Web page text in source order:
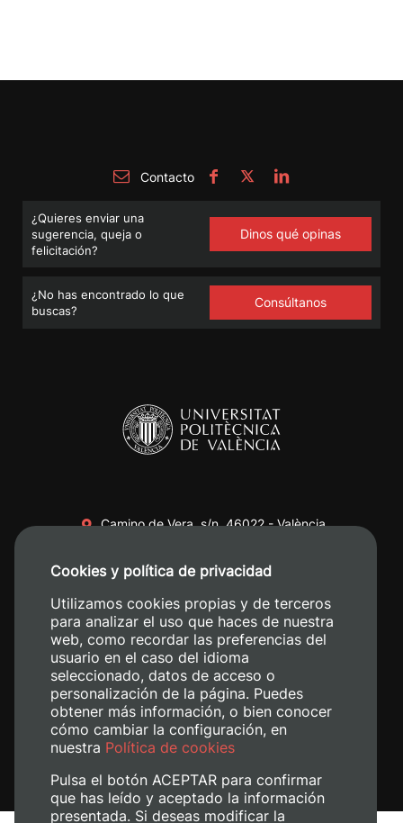
Contacto
¿Quieres enviar una
sugerencia, queja o
felicitación?
Dinos qué opinas
¿No has encontrado lo que
buscas?
Consúltanos
Camino de Vera, s/n. 46022 - València
+34 620 04 00 50
Cookies y política de privacidad
Utilizamos cookies propias y de terceros
para analizar el uso que haces de nuestra
web, como recordar las preferencias del
usuario en el caso del idioma
seleccionado, datos de acceso o
personalización de la página. Puedes
obtener más información, o bien conocer
cómo cambiar la configuración, en
nuestra Política de cookies
Pulsa el botón ACEPTAR para confirmar
que has leído y aceptado la información
presentada. Si deseas modificar la